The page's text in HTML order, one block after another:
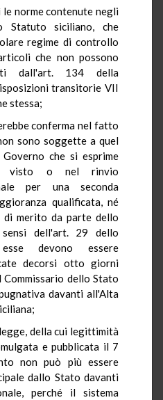
le norme contenute negli
siciliano, che
regime di controllo
che non possono
dall'art. 134 della
transitorie VII
stessa;
conferma nel fatto
sono soggette a quel
che si esprime
visto o nel rinvio
per una seconda
qualificata, né
merito da parte dello
dell'art. 29 dello
devono essere
decorsi otto giorni
Commissario dello Stato
davanti all'Alta
della cui legittimità
e pubblicata il 7
non può più essere
dallo Stato davanti
perché il sistema